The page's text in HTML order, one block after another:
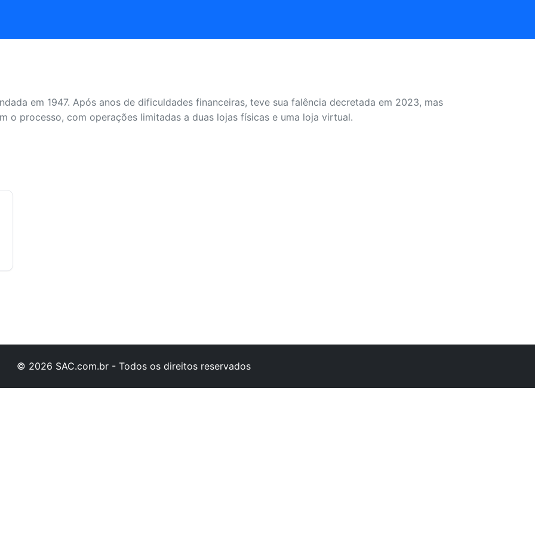
em 1947. Após anos de dificuldades financeiras, teve sua falência decretada em 2023, mas
o processo, com operações limitadas a duas lojas físicas e uma loja virtual.
© 2026 SAC.com.br - Todos os direitos reservados